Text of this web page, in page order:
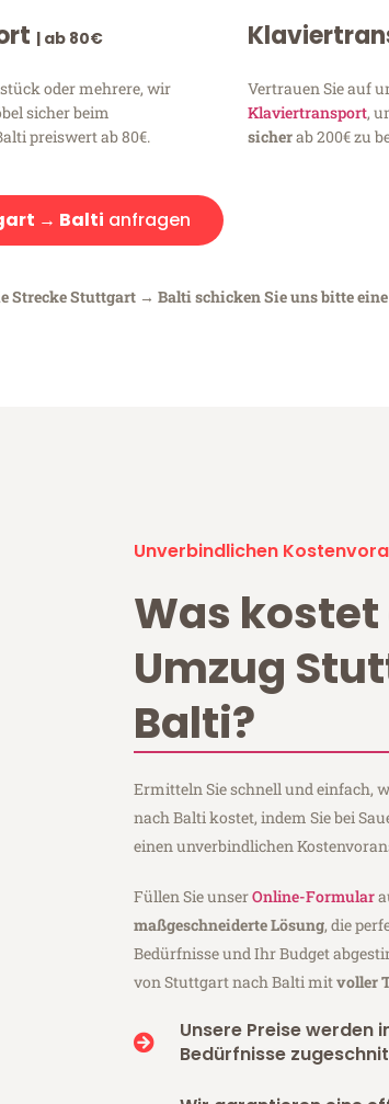
| ab 80€
oder mehrere, wir
sicher beim
preiswert ab 80€.
Vertrauen Sie auf
Klaviertransport,
sicherab 200€ zu
→ Balti anfragen
Strecke Stuttgart → Balti schicken Sie uns bitte eine
Unverbindlichen
Was kostet
Umzug
Balti?
Ermitteln Sie schnell und einfach,
nach Balti kostet, indem Sie bei
einen unverbindlichen
Füllen Sie unserOnline-Formular
maßgeschneiderte Lösung, die
Bedürfnisse und Ihr Budget
von Stuttgart nach Balti mitvoller
Unsere Preise werden
Bedürfnisse